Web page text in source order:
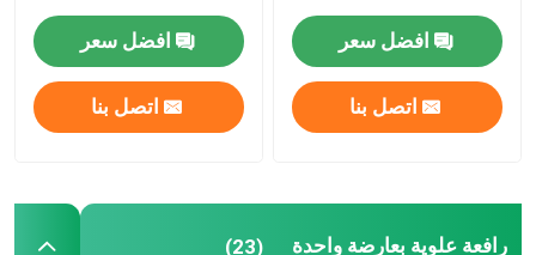
افضل سعر
اتصل بنا
افضل سعر
اتصل بنا
رافعة علوية بعارضة واحدة (23)